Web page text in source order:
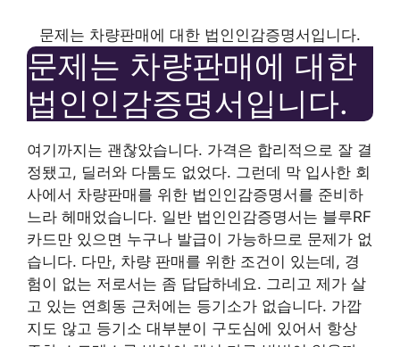
문제는 차량판매에 대한 법인인감증명서입니다.
문제는 차량판매에 대한
법인인감증명서입니다.
여기까지는 괜찮았습니다. 가격은 합리적으로 잘 결
정됐고, 딜러와 다툼도 없었다. 그런데 막 입사한 회
사에서 차량판매를 위한 법인인감증명서를 준비하
느라 헤매었습니다. 일반 법인인감증명서는 블루RF
카드만 있으면 누구나 발급이 가능하므로 문제가 없
습니다. 다만, 차량 판매를 위한 조건이 있는데, 경
험이 없는 저로서는 좀 답답하네요. 그리고 제가 살
고 있는 연희동 근처에는 등기소가 없습니다. 가깝
지도 않고 등기소 대부분이 구도심에 있어서 항상